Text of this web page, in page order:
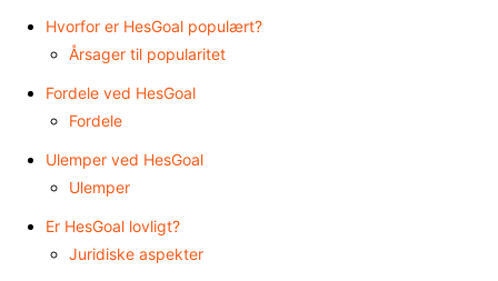
Hvorfor er HesGoal populært?
Årsager til popularitet
Fordele ved HesGoal
Fordele
Ulemper ved HesGoal
Ulemper
Er HesGoal lovligt?
Juridiske aspekter